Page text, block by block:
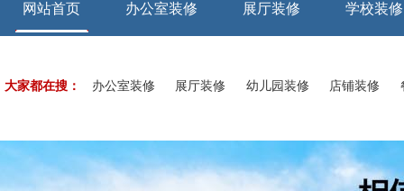
网站首页 办公室装修 展厅装修 学校装修
大家都在搜： 办公室装修 展厅装修 幼儿园装修 店铺装修